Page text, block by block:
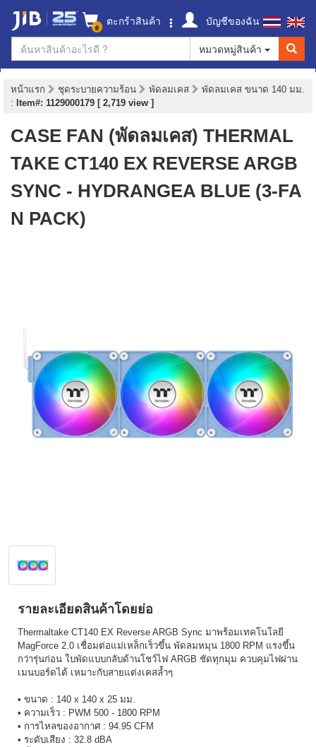
0 ตะกร้าสินค้า
บัญชีของฉัน
หมวดหมู่สินค้า
หน้าแรก ชุดระบายความร้อน พัดลมเคส
พัดลมเคส ขนาด 140 มม.
: Item#: 1129000179 [ 2,719 view ]
CASE FAN (พัดลมเคส) THERMAL
TAKE CT140 EX REVERSE ARGB
SYNC - HYDRANGEA BLUE (3-FA
N PACK)
รายละเอียดสินค้าโดยย่อ
Thermaltake CT140 EX Reverse ARGB Sync มาพร้อมเทคโนโลยี
MagForce 2.0 เชื่อมต่อแม่เหล็กเร็วขึ้น พัดลมหมุน 1800 RPM แรงขึ้น
กว่ารุ่นก่อน ใบพัดแบบกลับด้านโชว์ไฟ ARGB ชัดทุกมุม ควบคุมไฟผ่าน
เมนบอร์ดได้ เหมาะกับสายแต่งเคสล้ำๆ
• ขนาด : 140 x 140 x 25 มม.
• ความเร็ว : PWM 500 - 1800 RPM
• การไหลของอากาศ : 94.95 CFM
• ระดับเสียง : 32.8 dBA